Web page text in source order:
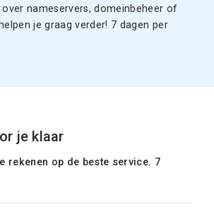
over nameservers, domeinbeheer of
je graag verder! 7 dagen per
je klaar
rekenen op de beste service. 7